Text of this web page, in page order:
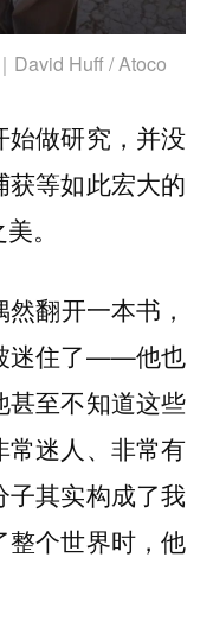
David Huff / Atoco
始做研究，并没
等如此宏大的
美。
翻开一本书，
迷住了——他也
甚至不知道这些
常迷人、非常有
子其实构成了我
整个世界时，他